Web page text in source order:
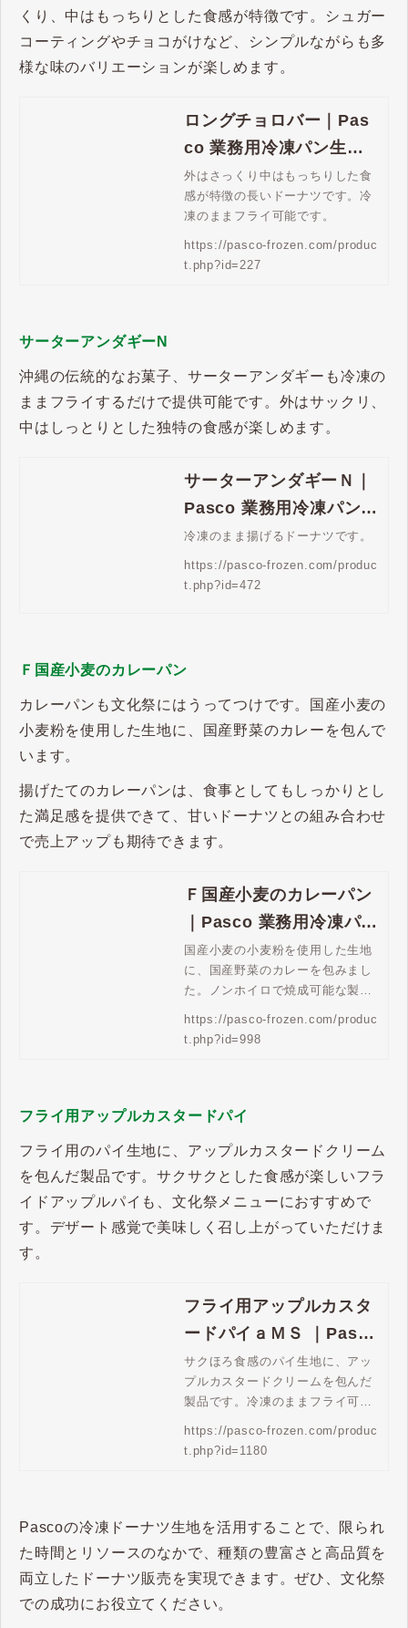
くり、中はもっちりとした食感が特徴です。シュガー
コーティングやチョコがけなど、シンプルながらも多
様な味のバリエーションが楽しめます。
ロングチョロバー｜Pas
co 業務用冷凍パン生地
通販 | Pasco 業務用冷凍
パン生地通販
外はさっくり中はもっちりした食
感が特徴の長いドーナツです。冷
凍のままフライ可能です。
https://pasco-frozen.com/produc
t.php?id=227
サーターアンダギーN
沖縄の伝統的なお菓子、サーターアンダギーも冷凍の
ままフライするだけで提供可能です。外はサックリ、
中はしっとりとした独特の食感が楽しめます。
サーターアンダギーＮ｜
Pasco 業務用冷凍パン生
地通販 | Pasco 業務用冷
凍パン生地通販
冷凍のまま揚げるドーナツです。
https://pasco-frozen.com/produc
t.php?id=472
Ｆ国産小麦のカレーパン
カレーパンも文化祭にはうってつけです。国産小麦の
小麦粉を使用した生地に、国産野菜のカレーを包んで
います。
揚げたてのカレーパンは、食事としてもしっかりとし
た満足感を提供できて、甘いドーナツとの組み合わせ
で売上アップも期待できます。
Ｆ国産小麦のカレーパン
｜Pasco 業務用冷凍パン
生地通販 | Pasco 業務用
冷凍パン生地通販
国産小麦の小麦粉を使用した生地
に、国産野菜のカレーを包みまし
た。ノンホイロで焼成可能な製品
https://pasco-frozen.com/produc
t.php?id=998
フライ用アップルカスタードパイ
フライ用のパイ生地に、アップルカスタードクリーム
を包んだ製品です。サクサクとした食感が楽しいフラ
イドアップルパイも、文化祭メニューにおすすめで
す。デザート感覚で美味しく召し上がっていただけま
す。
フライ用アップルカスタ
ードパイａＭＳ ｜Pasco
業務用冷凍パン生地通販
| Pasco 業務用冷凍パン
サクほろ食感のパイ生地に、アッ
プルカスタードクリームを包んだ
製品です。冷凍のままフライ可能
https://pasco-frozen.com/produc
t.php?id=1180
Pascoの冷凍ドーナツ生地を活用することで、限られ
た時間とリソースのなかで、種類の豊富さと高品質を
両立したドーナツ販売を実現できます。ぜひ、文化祭
での成功にお役立てください。